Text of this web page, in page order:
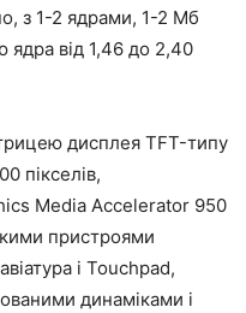
з 1-2 ядрами, 1-2 Мб
ядра від 1,46 до 2,40
дисплея TFT-типу
пікселів,
Media Accelerator 950
пристроями
і Touchpad,
динаміками і